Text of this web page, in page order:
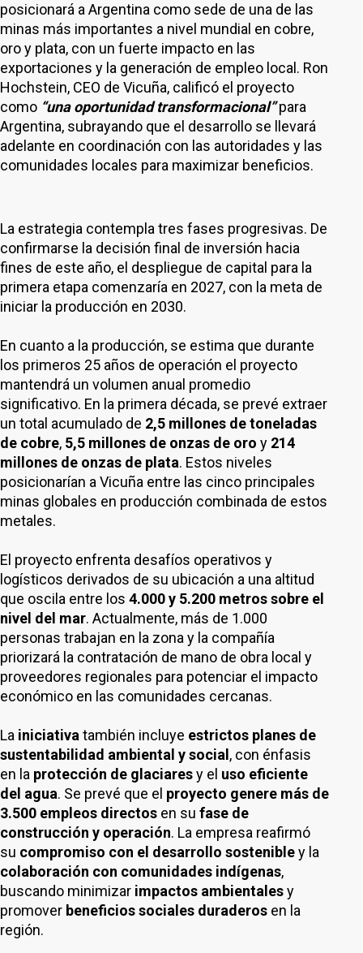
posicionará a Argentina como sede de una de las
minas más importantes a nivel mundial en cobre,
oro y plata, con un fuerte impacto en las
exportaciones y la generación de empleo local. Ron
Hochstein, CEO de Vicuña, calificó el proyecto
como “una oportunidad transformacional”para
Argentina, subrayando que el desarrollo se llevará
adelante en coordinación con las autoridades y las
comunidades locales para maximizar beneficios.
La estrategia contempla tres fases progresivas. De
confirmarse la decisión final de inversión hacia
fines de este año, el despliegue de capital para la
primera etapa comenzaría en 2027, con la meta de
iniciar la producción en 2030.
En cuanto a la producción, se estima que durante
los primeros 25 años de operación el proyecto
mantendrá un volumen anual promedio
significativo. En la primera década, se prevé extraer
un total acumulado de 2,5 millones de toneladas
de cobre, 5,5 millones de onzas de oro y 214
millones de onzas de plata. Estos niveles
posicionarían a Vicuña entre las cinco principales
minas globales en producción combinada de estos
metales.
El proyecto enfrenta desafíos operativos y
logísticos derivados de su ubicación a una altitud
que oscila entre los 4.000 y 5.200 metros sobre el
nivel del mar. Actualmente, más de 1.000
personas trabajan en la zona y la compañía
priorizará la contratación de mano de obra local y
proveedores regionales para potenciar el impacto
económico en las comunidades cercanas.
La iniciativatambién incluye estrictos planes de
sustentabilidad ambiental y social , con énfasis
en la protección de glaciaresy el uso eficiente
del agua. Se prevé que el proyecto genere más de
3.500 empleos directos en su fase de
construcción y operación. La empresa reafirmó
su compromiso con el desarrollo sostenibley la
colaboración con comunidades indígenas,
buscando minimizar impactos ambientalesy
promover beneficios sociales duraderos en la
región.